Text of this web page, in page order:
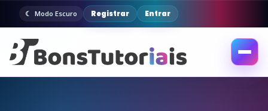
Modo Escuro Registrar Entrar
Abrir